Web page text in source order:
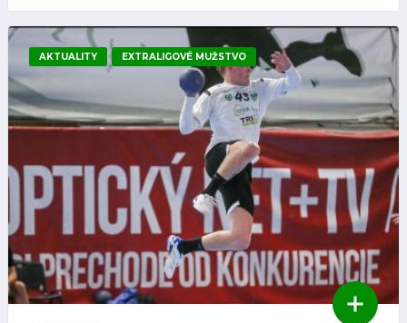
AKTUALITY EXTRALIGOVÉ MUŽSTVO